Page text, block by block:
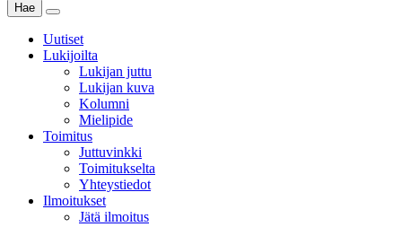
Hae
Main
Menu
Uutiset
Lukijoilta
Lukijan juttu
Lukijan kuva
Kolumni
Mielipide
Toimitus
Juttuvinkki
Toimitukselta
Yhteystiedot
Ilmoitukset
Jätä ilmoitus